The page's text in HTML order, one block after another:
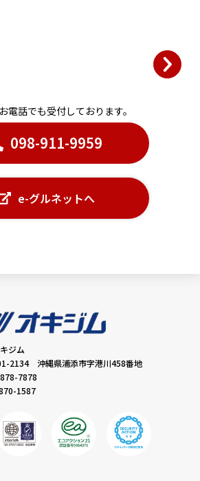
電話でも受付しております。
098-911-9959
e-グルネットへ
ジム
2134 沖縄県浦添市字港川458番地
7878
1587